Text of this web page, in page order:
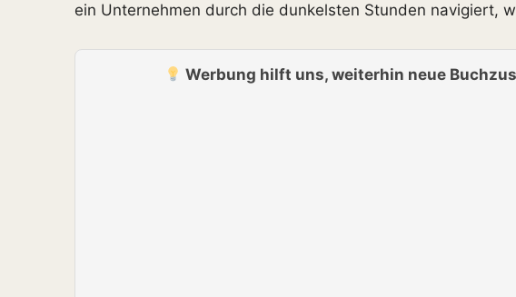
ein Unternehmen durch die dunkelsten Stunden navigiert,
Werbung hilft uns, weiterhin neue